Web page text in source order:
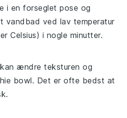
i en forseglet pose og
vandbad ved lav temperatur
Celsius) i nogle minutter.
ændre teksturen og
bowl. Det er ofte bedst at